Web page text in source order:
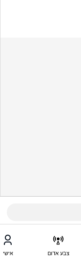
צבע אדום אישי